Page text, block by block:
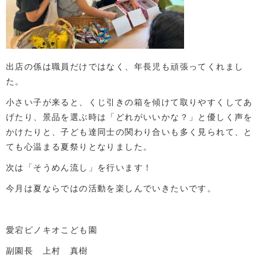
出店の係は職員だけではなく、年長児も頑張ってくれまし
た。
小さい子が来ると、くじ引きの箱を傾けて取りやすくしてあ
げたり、景品を選ぶ時は「どれがいいかな？」と優しく声を
かけたりと、子ども達同士の関わり合いも多く見られて、と
ても心温まる夏祭りとなりました。
次は「そうめん流し」を行います！
今月は夏ならではの活動を楽しんでいきたいです。
愛宕ピノキオこども園
副園長 上村 真樹